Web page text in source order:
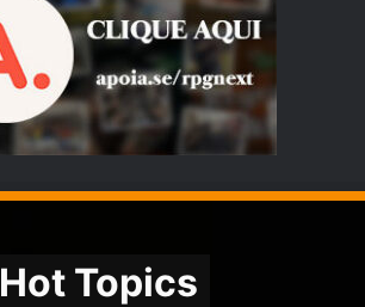
Hot Topics